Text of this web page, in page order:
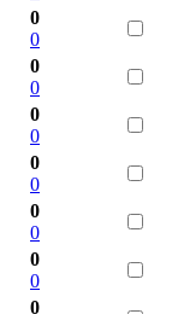
0
0
0
0
0
0
0
0
0
0
0
0
0